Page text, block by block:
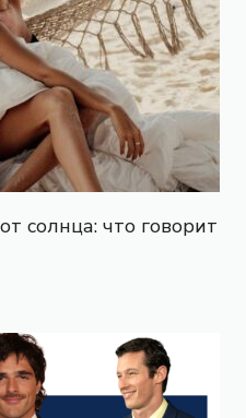
солнца: что говорит